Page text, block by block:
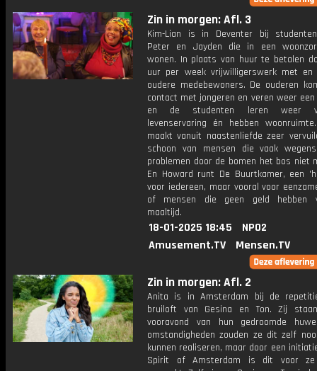
Zin in morgen: Afl. 3
Kim-Lian is in Deventer bij
Peter en Jayden die in een
wonen. In plaats van huur te betalen
uur per week vrijwilligerswerk met en
oudere medebewoners. De ouderen
contact met jongeren en veren weer
en de studenten leren weer
levenservaring én hebben
maakt vanuit naastenliefde zeer
schoon van mensen die vaak
problemen door de bomen het bos niet
En Howard runt De Buurtkamer, een
voor iedereen, maar vooral voor
of mensen die geen geld hebben
maaltijd.
18-01-2025 18:45
NPO2
Amusement.TV
Mensen.TV
Zin in morgen: Afl. 2
Anita is in Amsterdam bij de
bruiloft van Gesina en Ton. Zij
vooravond van hun gedroomde
omstandigheden zouden ze dit zelf
kunnen realiseren, maar door een
Spirit of Amsterdam is dit voor ze